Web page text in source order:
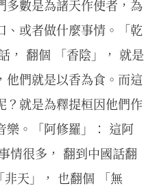
多數是為諸天作使者，為
、或者做什麼事情。「乾
， 翻個 「香陰」， 就是
他們就是以香為食。而這
？就是為釋提桓因他們作
樂。「阿修羅」： 這阿
情很多， 翻到中國話翻
天」， 也翻個 「無